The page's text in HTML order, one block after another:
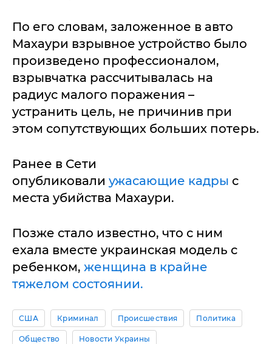
По его словам, заложенное в авто
Махаури взрывное устройство было
произведено профессионалом,
взрывчатка рассчитывалась на
радиус малого поражения –
устранить цель, не причинив при
этом сопутствующих больших потерь.
Ранее в Сети
опубликовали ужасающие кадры с
места убийства Махаури.
Позже стало известно, что с ним
ехала вместе украинская модель с
ребенком, женщина в крайне
тяжелом состоянии.
США Криминал Происшествия Политика
Общество Новости Украины